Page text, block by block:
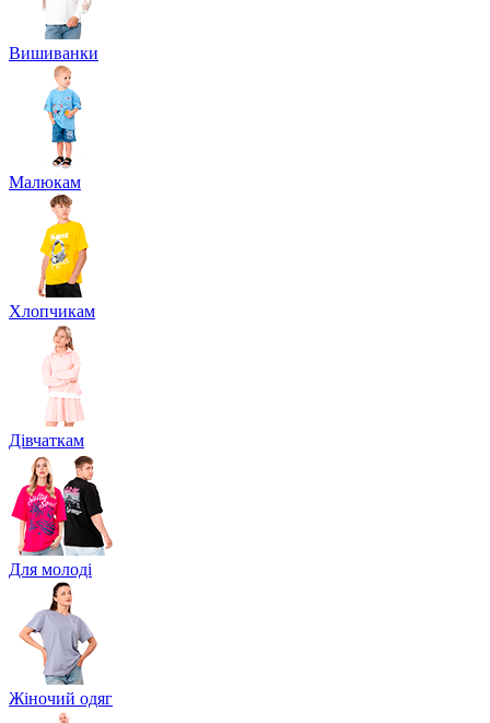
Вишиванки
Малюкам
Хлопчикам
Дівчаткам
Для молоді
Жіночий одяг